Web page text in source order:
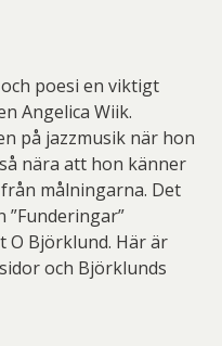
poesi en viktigt
Angelica Wiik.
på jazzmusik när hon
nära att hon känner
målningarna. Det
O Björklund. Här är
och Björklunds